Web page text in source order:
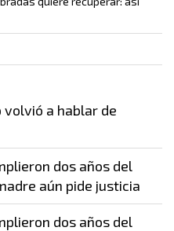
volvió a hablar de
dos años del
aún pide justicia
dos años del